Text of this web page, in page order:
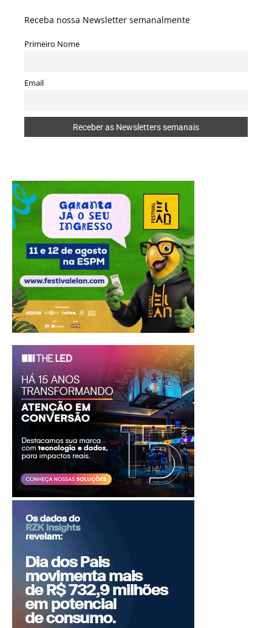
Receba nossa Newsletter semanalmente
Primeiro Nome
Email